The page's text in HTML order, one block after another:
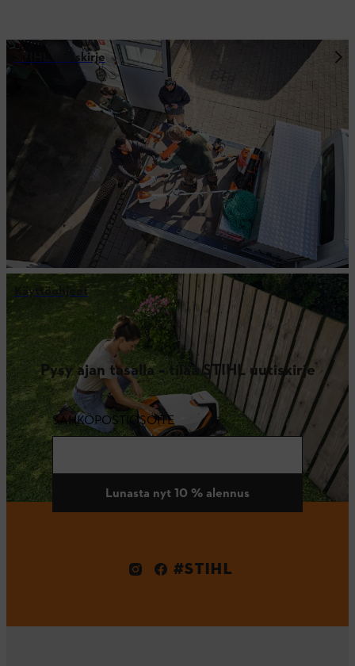
STIHL uutiskirje
Käyttöohjeet
Pysy ajan tasalla – tilaa STIHL uutiskirje
SÄHKÖPOSTIOSOITE
Lunasta nyt 10 % alennus
#STIHL